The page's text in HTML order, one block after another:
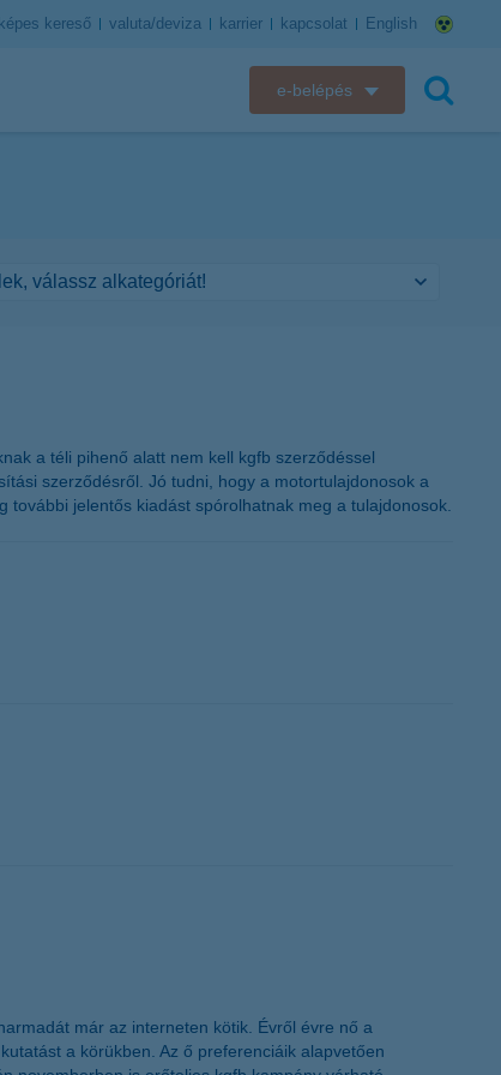
kereső valuta/deviza karrier kapcsolat English
e-belépés
K&H e-kártyafelület
a téli pihenő alatt nem kell kgfb szerződéssel
szerződésről. Jó tudni, hogy a motortulajdonosok a
jelentős kiadást spórolhatnak meg a tulajdonosok.
már az interneten kötik. Évről évre nő a
a körükben. Az ő preferenciáik alapvetően